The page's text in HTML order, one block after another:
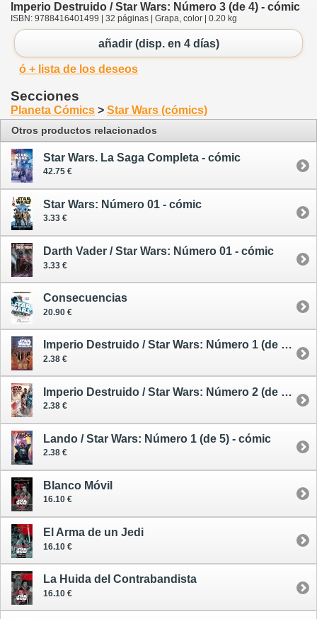
Imperio Destruido / Star Wars: Número 3 (de 4) - cómic
ISBN: 9788416401499 | 32 páginas | Grapa, color | 0.20 kg
añadir (disp. en 4 días)
ó + lista de los deseos
Secciones
Planeta Cómics > Star Wars (cómics)
Otros productos relacionados
Star Wars. La Saga Completa - cómic
42.75 €
Star Wars: Número 01 - cómic
3.33 €
Darth Vader / Star Wars: Número 01 - cómic
3.33 €
Consecuencias
20.90 €
Imperio Destruido / Star Wars: Número 1 (de 4) - cómic
2.38 €
Imperio Destruido / Star Wars: Número 2 (de 4) - cómic
2.38 €
Lando / Star Wars: Número 1 (de 5) - cómic
2.38 €
Blanco Móvil
16.10 €
El Arma de un Jedi
16.10 €
La Huida del Contrabandista
16.10 €